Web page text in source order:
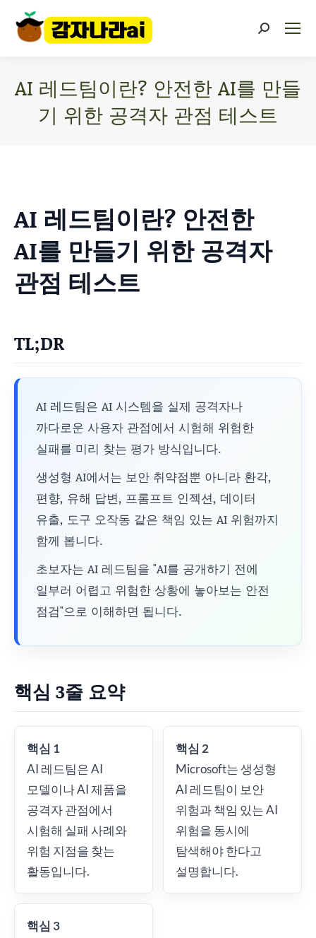
AI 레드팀이란? 안전한 AI를 만들
기 위한 공격자 관점 테스트
AI 레드팀이란? 안전한
AI를 만들기 위한 공격자
관점 테스트
TL;DR
AI 레드팀은 AI 시스템을 실제 공격자나
까다로운 사용자 관점에서 시험해 위험한
실패를 미리 찾는 평가 방식입니다.
생성형 AI에서는 보안 취약점뿐 아니라 환각,
편향, 유해 답변, 프롬프트 인젝션, 데이터
유출, 도구 오작동 같은 책임 있는 AI 위험까지
함께 봅니다.
초보자는 AI 레드팀을 "AI를 공개하기 전에
일부러 어렵고 위험한 상황에 놓아보는 안전
점검"으로 이해하면 됩니다.
핵심 3줄 요약
핵심 1
AI 레드팀은 AI
모델이나 AI 제품을
공격자 관점에서
시험해 실패 사례와
위험 지점을 찾는
활동입니다.
핵심 2
Microsoft는 생성형
AI 레드팀이 보안
위험과 책임 있는 AI
위험을 동시에
탐색해야 한다고
설명합니다.
핵심 3